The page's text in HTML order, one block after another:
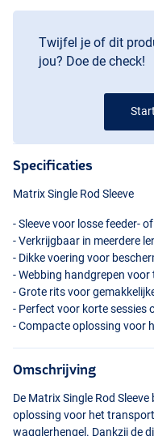
Twijfel je of dit
jou? Doe de check!
Specificaties
Matrix Single Rod Sleeve
- Sleeve voor losse feeder-
- Verkrijgbaar in meerdere
- Dikke voering voor
- Webbing handgrepen
- Grote rits voor
- Perfect voor korte sessies
- Compacte oplossing voor
Omschrijving
De Matrix Single Rod
oplossing voor het
wagglerhengel. Dankzij de